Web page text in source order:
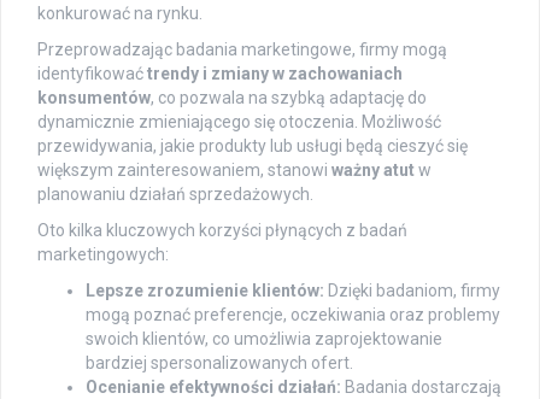
konkurować na rynku.
Przeprowadzając badania marketingowe, firmy mogą
identyfikowaćtrendy i zmiany w zachowaniach
konsumentów, co pozwala na szybką adaptację do
dynamicznie zmieniającego się otoczenia. Możliwość
przewidywania, jakie produkty lub usługi będą cieszyć się
większym zainteresowaniem, stanowi ważny atutw
planowaniu działań sprzedażowych.
Oto kilka kluczowych korzyści płynących z badań
marketingowych:
Lepsze zrozumienie klientów: Dzięki badaniom, firmy
mogą poznać preferencje, oczekiwania oraz problemy
swoich klientów, co umożliwia zaprojektowanie
bardziej spersonalizowanych ofert.
Ocenianie efektywności działań: Badania dostarczają